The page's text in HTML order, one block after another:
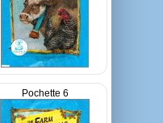
Pochette 6